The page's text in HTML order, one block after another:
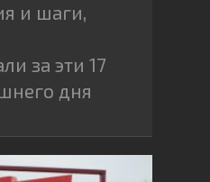
и шаги,
за эти 17
дня